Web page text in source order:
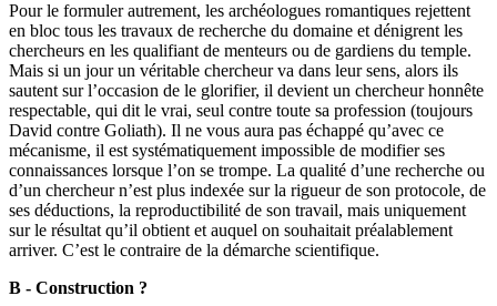
Pour le formuler autrement, les archéologues romantiques rejettent
en bloc tous les travaux de recherche du domaine et dénigrent les
chercheurs en les qualifiant de menteurs ou de gardiens du temple.
Mais si un jour un véritable chercheur va dans leur sens, alors ils
sautent sur l’occasion de le glorifier, il devient un chercheur honnête
respectable, qui dit le vrai, seul contre toute sa profession (toujours
David contre Goliath). Il ne vous aura pas échappé qu’avec ce
mécanisme, il est systématiquement impossible de modifier ses
connaissances lorsque l’on se trompe. La qualité d’une recherche ou
d’un chercheur n’est plus indexée sur la rigueur de son protocole, de
ses déductions, la reproductibilité de son travail, mais uniquement
sur le résultat qu’il obtient et auquel on souhaitait préalablement
arriver. C’est le contraire de la démarche scientifique.
B - Construction ?